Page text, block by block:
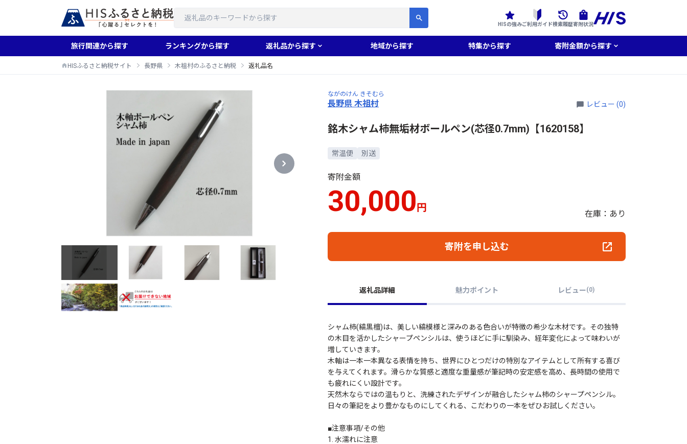
HISの強みご利用ガイド検索履歴寄附状況
旅行関連から探す ランキングから探す 返礼品から探す 地域から探す 特集から探す 寄附金額から探す
HISふるさと納税サイト 長野県 木祖村のふるさと納税 返礼品名
ながのけん きそむら
長野県 木祖村 レビュー (0)
銘木シャム柿無垢材ボールペン(芯径0.7mm)【1620158】
常温便 別送
寄附金額
30,000円
在庫：あり
寄附を申し込む
返礼品詳細 魅力ポイント レビュー(0)
シャム柿(縞黒檀)は、美しい縞模様と深みのある色合いが特徴の希少な木材です。その独特
の木目を活かしたシャープペンシルは、使うほどに手に馴染み、経年変化によって味わいが
増していきます。
木軸は一本一本異なる表情を持ち、世界にひとつだけの特別なアイテムとして所有する喜び
を与えてくれます。滑らかな質感と適度な重量感が筆記時の安定感を高め、長時間の使用で
も疲れにくい設計です。
天然木ならではの温もりと、洗練されたデザインが融合したシャム柿のシャープペンシル。
日々の筆記をより豊かなものにしてくれる、こだわりの一本をぜひお試しください。
■注意事項/その他
1. 水濡れに注意